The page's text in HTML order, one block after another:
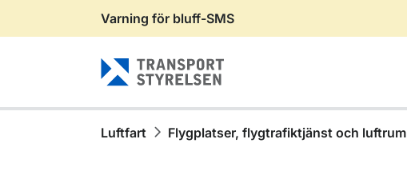
Gå till sidans innehåll
Varning för bluff-SMS
Luftfart Flygplatser, flygtrafiktjänst och luftrum